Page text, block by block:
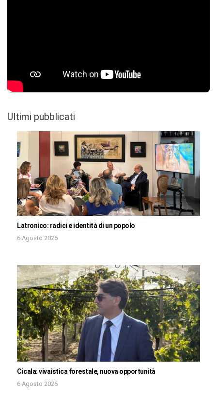
Ultimi pubblicati
Latronico: radici e identità di un popolo
6 Agosto 2026
Cicala: vivaistica forestale, nuova opportunità
6 Agosto 2026